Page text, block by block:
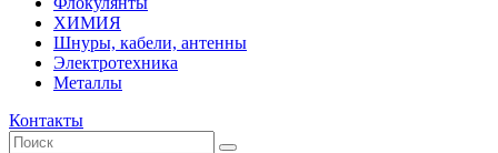
ХИМИЯ
Шнуры, кабели, антенны
Электротехника
Металлы
Контакты